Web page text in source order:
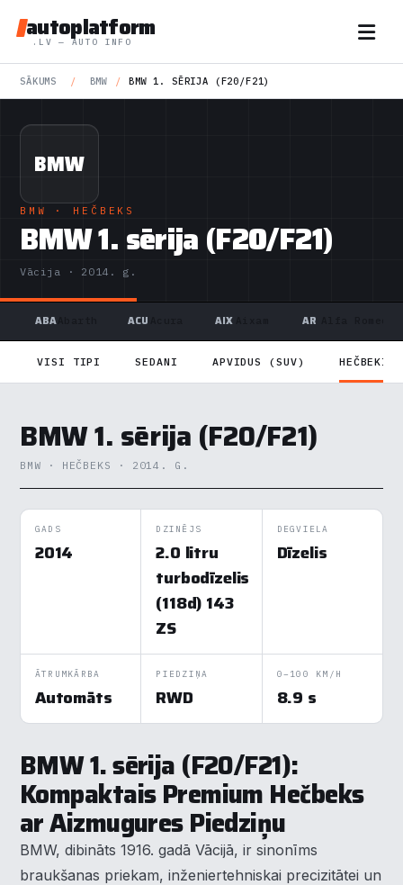
autoplatform
.LV — AUTO INFO
SĀKUMS / BMW / BMW 1. SĒRIJA (F20/F21)
BMW
BMW · HEČBEKS
BMW 1. sērija (F20/F21)
Vācija · 2014. g.
ABA ACU AIX AR
VISI TIPI SEDANI APVIDUS (SUV) HEČBEKI
BMW 1. sērija (F20/F21)
BMW · HEČBEKS · 2014. G.
GADS
2014
DZINĒJS
2.0 litru
turbodīzelis
(118d) 143
ZS
DEGVIELA
Dīzelis
ĀTRUMKĀRBA
Automāts
PIEDZIŅA
RWD
0–100 KM/H
8.9 s
BMW 1. sērija (F20/F21):
Kompaktais Premium Hečbeks
ar Aizmugures Piedziņu
BMW, dibināts 1916. gadā Vācijā, ir sinonīms
braukšanas priekam, inženiertehniskai precizitātei un